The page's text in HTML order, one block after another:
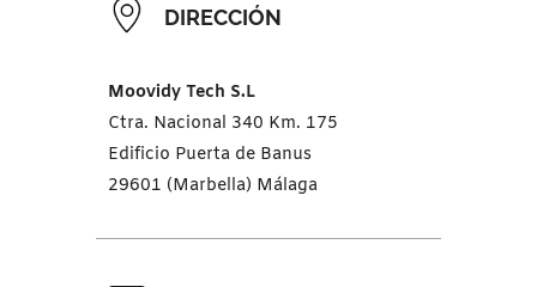
DIRECCIÓN
Moovidy Tech S.L
Ctra. Nacional 340 Km. 175
Edificio Puerta de Banus
29601 (Marbella) Málaga